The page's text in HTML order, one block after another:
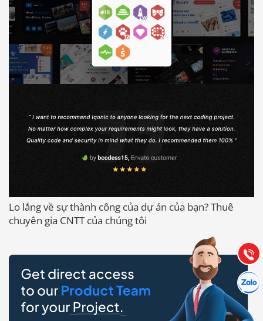
Lo lắng về sự thành công của dự án của bạn? Thuê
chuyên gia CNTT của chúng tôi
Gọi
0903.976.769
(028) 22.166.144
Chát
Tư vấn
Hợp tác